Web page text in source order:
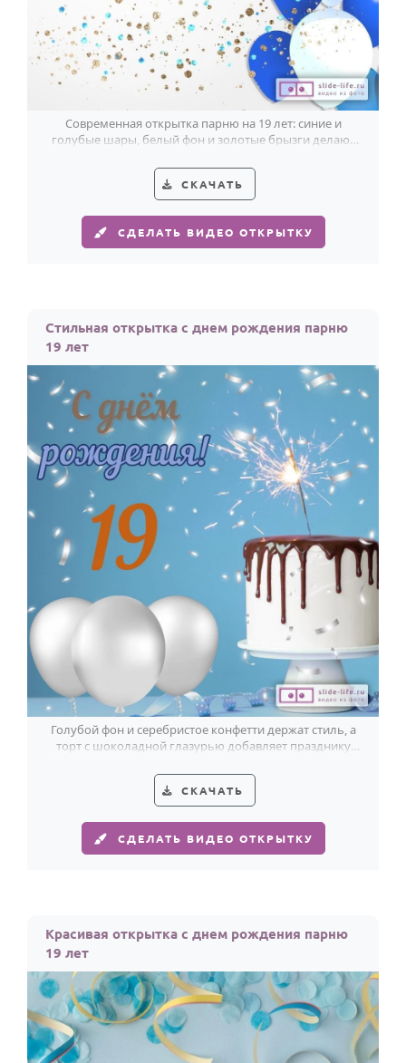
Современная открытка парню на 19 лет: синие и
голубые шары, белый фон и золотые брызги делают
СКАЧАТЬ
СДЕЛАТЬ ВИДЕО ОТКРЫТКУ
Стильная открытка с днем рождения парню
19 лет
Голубой фон и серебристое конфетти держат стиль, а
торт с шоколадной глазурью добавляет празднику
СКАЧАТЬ
СДЕЛАТЬ ВИДЕО ОТКРЫТКУ
Красивая открытка с днем рождения парню
19 лет